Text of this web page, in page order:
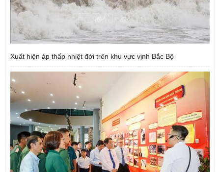
Xuất hiện áp thấp nhiệt đới trên khu vực vịnh Bắc Bộ